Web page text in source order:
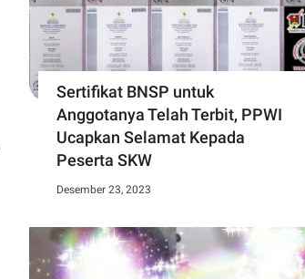
Sertifikat BNSP untuk
Anggotanya Telah Terbit, PPWI
Ucapkan Selamat Kepada
Peserta SKW
Desember 23, 2023